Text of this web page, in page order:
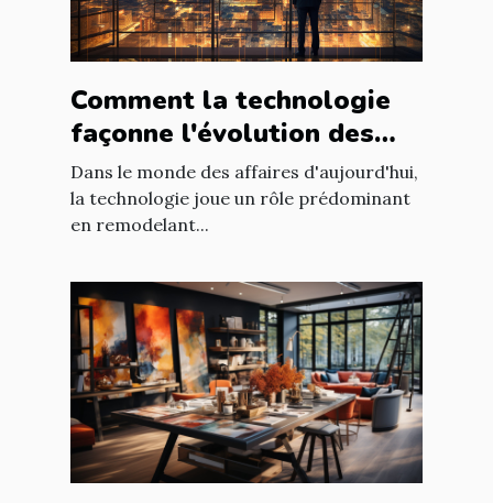
Comment la technologie
façonne l'évolution des
entreprises
Dans le monde des affaires d'aujourd'hui,
la technologie joue un rôle prédominant
en remodelant...